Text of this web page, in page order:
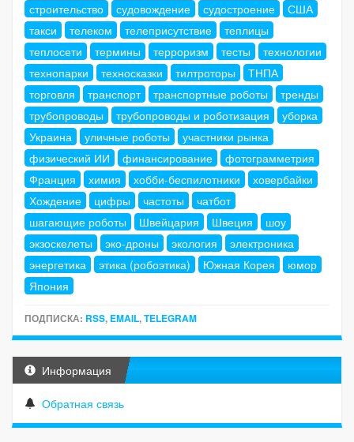
строительство
судовождение судостроение
США
такси
телеком телеприсутствие
теплицы
теплосети
термины терроризм тесты
технологии
технопарки
техносказки тилтроторы
ТНПА
торговля
транспорт транспортные роботы
тренды
трубопроводы
трубопроводы и роботизация
уборка
Украина
уличные роботы
участники рынка
физический ИИ
финансирование
фотограмметрия
Франция
химия хобби-беспилотники
ховербайки
Хождение
цифры частоты
чатбот
шагающие роботы
Швейцария Швеция
шоу
экзоскелеты
эко-дроны экология
электроника
энергетика
этика (робоэтика) Южная Корея
юмор
Япония
ПОДПИСКА: RSS, EMAIL,TELEGRAM
Информация
Обратная связь